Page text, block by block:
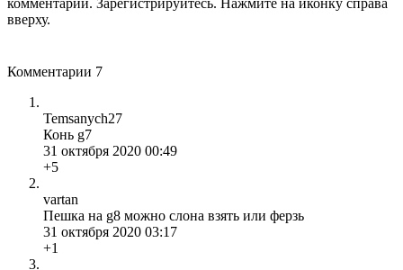
вверху.
Комментарии 7
Temsanych27
Конь g7
31 октября 2020 00:49
+5
vartan
Пешка на g8 можно слона взять или ферзь
31 октября 2020 03:17
+1